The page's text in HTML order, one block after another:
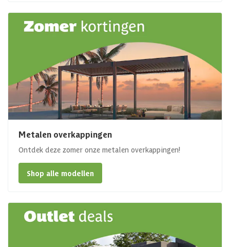
Metalen overkappingen
Ontdek deze zomer onze metalen overkappingen!
Shop alle modellen